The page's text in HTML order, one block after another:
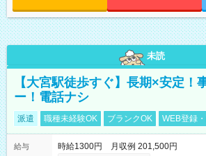
未読
【大宮駅徒歩すぐ】長期×安定！
ー！電話ナシ
派遣 職種未経験OK ブランクOK WEB登録
給与
時給1300円 月収例 201,500円